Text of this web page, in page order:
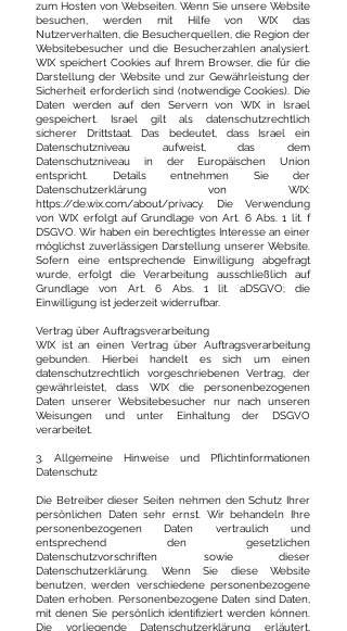
zum Hosten von Webseiten. Wenn Sie unsere Website
besuchen, werden mit Hilfe von WIX das
Nutzerverhalten, die Besucherquellen, die Region der
Websitebesucher und die Besucherzahlen analysiert.
WIX speichert Cookies auf Ihrem Browser, die für die
Darstellung der Website und zur Gewährleistung der
Sicherheit erforderlich sind (notwendige Cookies). Die
Daten werden auf den Servern von WIX in Israel
gespeichert. Israel gilt als datenschutzrechtlich
sicherer Drittstaat. Das bedeutet, dass Israel ein
Datenschutzniveau aufweist, das dem
Datenschutzniveau in der Europäischen Union
entspricht. Details entnehmen Sie der
Datenschutzerklärung von WIX:
https://de.wix.com/about/privacy. Die Verwendung
von WIX erfolgt auf Grundlage von Art. 6 Abs. 1 lit. f
DSGVO. Wir haben ein berechtigtes Interesse an einer
möglichst zuverlässigen Darstellung unserer Website.
Sofern eine entsprechende Einwilligung abgefragt
wurde, erfolgt die Verarbeitung ausschließlich auf
Grundlage von Art. 6 Abs. 1 lit. aDSGVO; die
Einwilligung ist jederzeit widerrufbar.
Vertrag über Auftragsverarbeitung
WIX ist an einen Vertrag über Auftragsverarbeitung
gebunden. Hierbei handelt es sich um einen
datenschutzrechtlich vorgeschriebenen Vertrag, der
gewährleistet, dass WIX die personenbezogenen
Daten unserer Websitebesucher nur nach unseren
Weisungen und unter Einhaltung der DSGVO
verarbeitet.
3. Allgemeine Hinweise und Pflichtinformationen
Datenschutz
Die Betreiber dieser Seiten nehmen den Schutz Ihrer
persönlichen Daten sehr ernst. Wir behandeln Ihre
personenbezogenen Daten vertraulich und
entsprechend den gesetzlichen
Datenschutzvorschriften sowie dieser
Datenschutzerklärung. Wenn Sie diese Website
benutzen, werden verschiedene personenbezogene
Daten erhoben. Personenbezogene Daten sind Daten,
mit denen Sie persönlich identifiziert werden können.
Die vorliegende Datenschutzerklärung erläutert,